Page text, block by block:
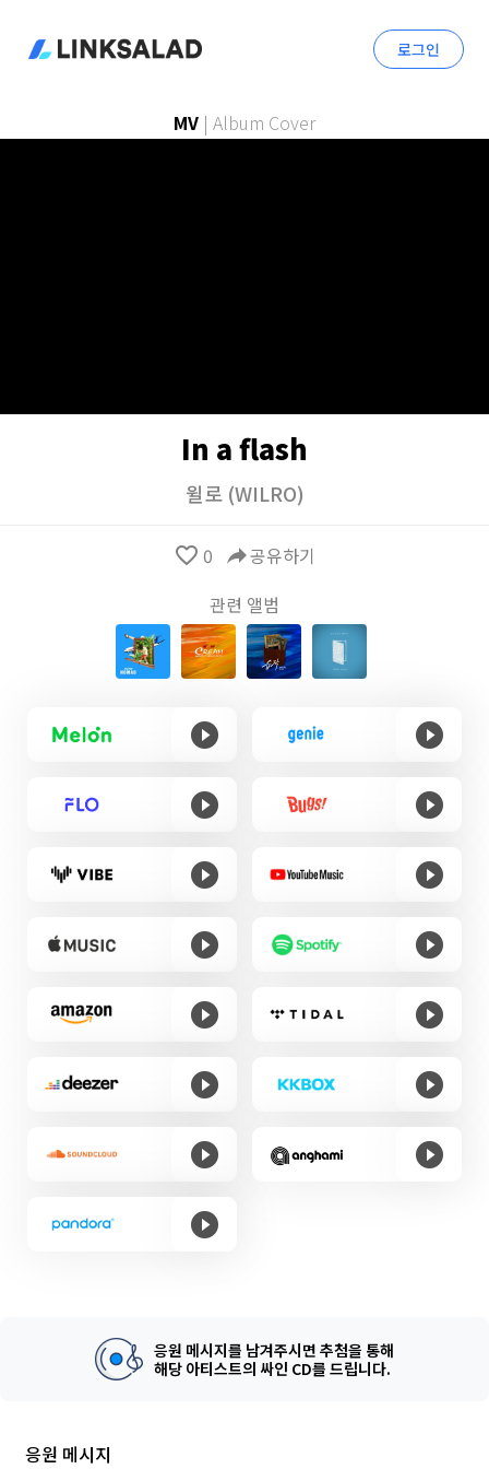
로그인
MV | Album Cover
In a flash
윌로 (WILRO)
favorite_border 0 reply공유하기
관련 앨범
응원 메시지를 남겨주시면 추첨을 통해
해당 아티스트의 싸인 CD를 드립니다.
응원 메시지